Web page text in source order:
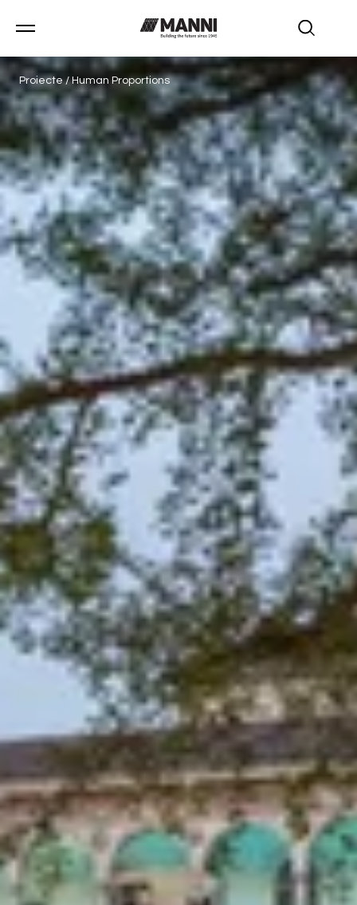
Proiecte/ Human Proportions